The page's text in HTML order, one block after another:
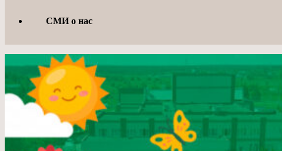
СМИ о нас